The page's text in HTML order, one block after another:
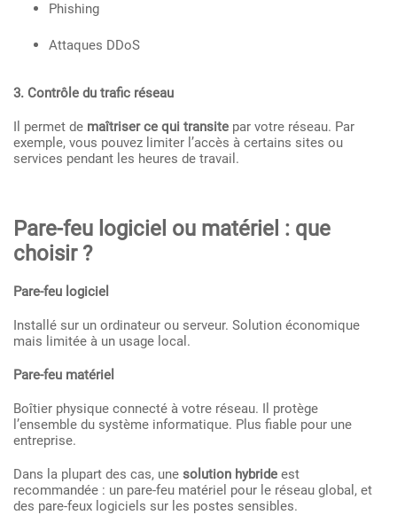
Phishing
Attaques DDoS
3. Contrôle du trafic réseau
Il permet de maîtriser ce qui transite par votre réseau. Par
exemple, vous pouvez limiter l’accès à certains sites ou
services pendant les heures de travail.
Pare-feu logiciel ou matériel : que
choisir ?
Pare-feu logiciel
Installé sur un ordinateur ou serveur. Solution économique
mais limitée à un usage local.
Pare-feu matériel
Boîtier physique connecté à votre réseau. Il protège
l’ensemble du système informatique. Plus fiable pour une
entreprise.
Dans la plupart des cas, une solution hybride est
recommandée : un pare-feu matériel pour le réseau global, et
des pare-feux logiciels sur les postes sensibles.